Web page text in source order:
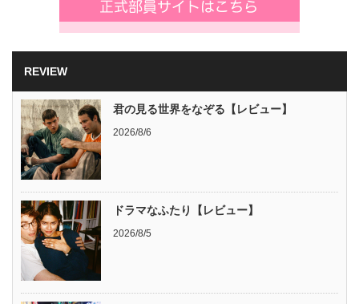
REVIEW
君の見る世界をなぞる【レビュー】
2026/8/6
ドラマなふたり【レビュー】
2026/8/5